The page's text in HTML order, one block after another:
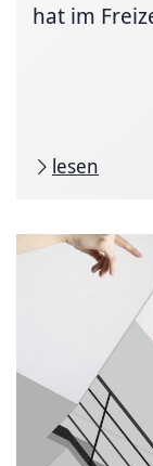
hat im
lesen